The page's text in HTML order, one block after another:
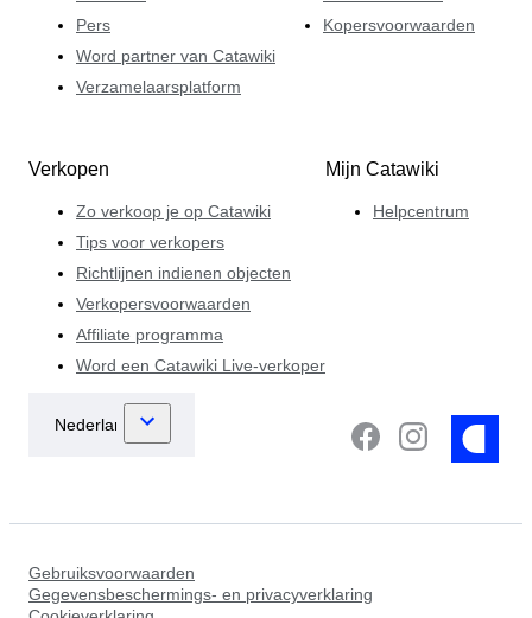
Pers
Word partner van Catawiki
Verzamelaarsplatform
Kopersvoorwaarden
Verkopen
Zo verkoop je op Catawiki
Tips voor verkopers
Richtlijnen indienen objecten
Verkopersvoorwaarden
Affiliate programma
Word een Catawiki Live-verkoper
Mijn Catawiki
Helpcentrum
Gebruiksvoorwaarden
Gegevensbeschermings- en privacyverklaring